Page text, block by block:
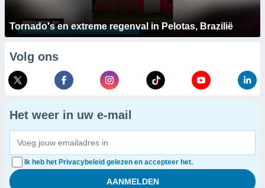
Tornado's en extreme regenval in Pelotas, Brazilië
Volg ons
Het weer in uw e-mail
Ik heb het Privacybeleid gelezen en accepteer het.